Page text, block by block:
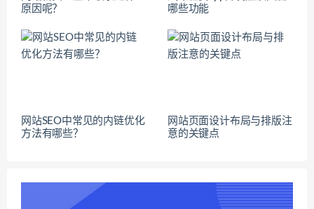
原因呢？
哪些功能
网站SEO中常见的内链优化
方法有哪些？
网站页面设计布局与排版注
意的关键点